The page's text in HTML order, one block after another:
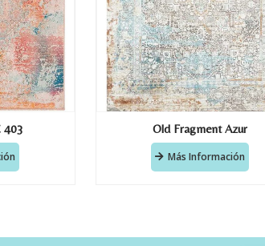
403 Old Fragment Azur
Más Información